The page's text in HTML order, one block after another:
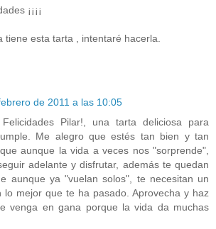
¡¡¡¡
tiene esta tarta , intentaré hacerla.
de 2011 a las 10:05
Felicidades Pilar!, una tarta deliciosa para
Me alegro que estés tan bien y tan
aunque la vida a veces nos "sorprende",
adelante y disfrutar, además te quedan
aunque ya "vuelan solos", te necesitan un
lo mejor que te ha pasado. Aprovecha y haz
venga en gana porque la vida da muchas